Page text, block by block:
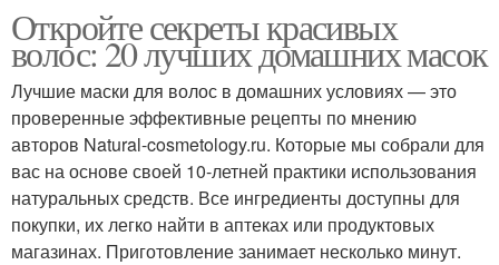
Откройте секреты красивых
волос: 20 лучших домашних масок
Лучшие маски для волос в домашних условиях — это
проверенные эффективные рецепты по мнению
авторов Natural-cosmetology.ru. Которые мы собрали для
вас на основе своей 10-летней практики использования
натуральных средств. Все ингредиенты доступны для
покупки, их легко найти в аптеках или продуктовых
магазинах. Приготовление занимает несколько минут.